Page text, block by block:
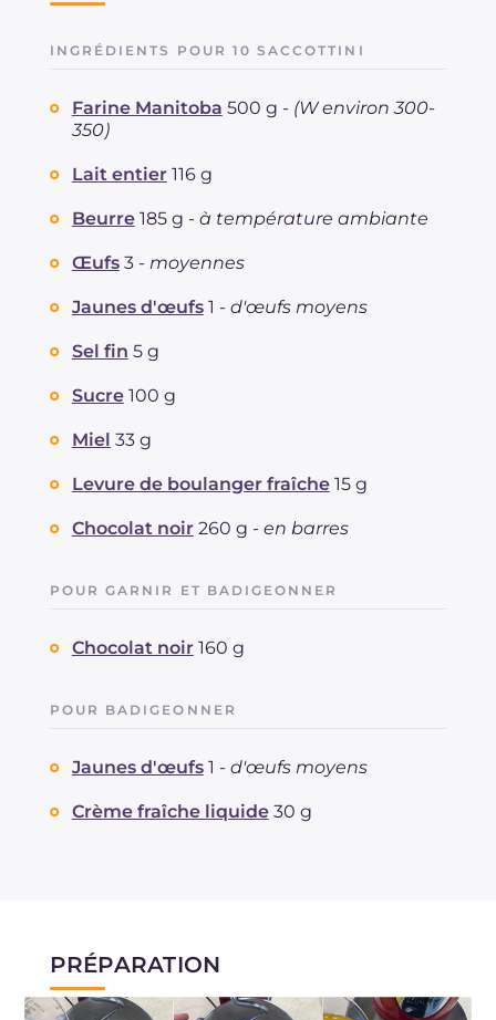
INGRÉDIENTS POUR 10 SACCOTTINI
Farine Manitoba 500 g - (W environ 300-
350)
Lait entier 116 g
Beurre 185 g - à température ambiante
Œufs 3 - moyennes
Jaunes d'œufs 1 - d'œufs moyens
Sel fin 5 g
Sucre 100 g
Miel 33 g
Levure de boulanger fraîche 15 g
Chocolat noir 260 g - en barres
POUR GARNIR ET BADIGEONNER
Chocolat noir 160 g
POUR BADIGEONNER
Jaunes d'œufs 1 - d'œufs moyens
Crème fraîche liquide 30 g
PRÉPARATION